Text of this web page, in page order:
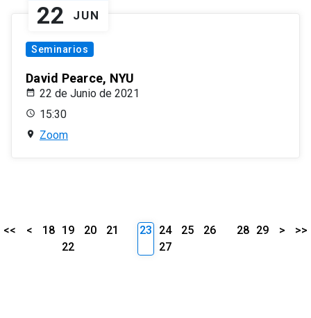
22 JUN
Seminarios
David Pearce, NYU
22 de Junio de 2021
15:30
Zoom
<< < 18 19 20
21
22
23 24 25
26
27
28 29 > >>